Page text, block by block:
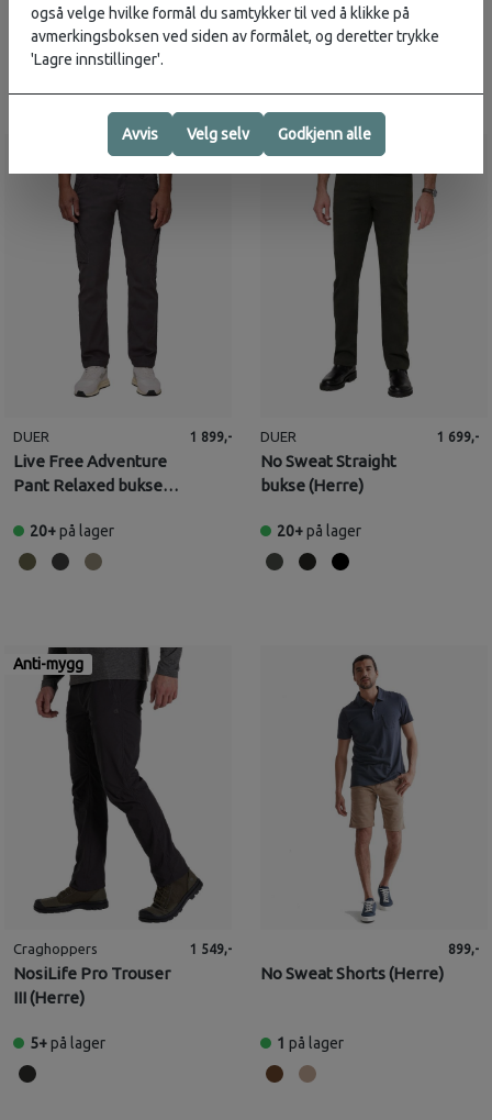
1på lager forhåndsbestill
DUER
Live Free Adventure
Pant Relaxed bukse
1 899,-
20+på lager
DUER
No Sweat Straight
bukse (Herre)
1 699,-
20+på lager
Anti-mygg
Craghoppers
NosiLife Pro Trouser
III (Herre)
1 549,-
5+på lager
No Sweat Shorts (Herre)
899,-
1 på lager
også velge hvilke formål du samtykker til ved å klikke på
avmerkingsboksen ved siden av formålet, og deretter trykke
'Lagre innstillinger'.
Avvis Velg selv Godkjenn alle